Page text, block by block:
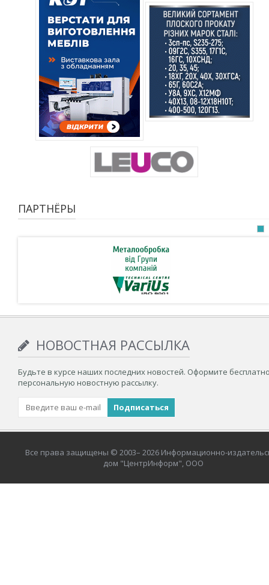
ПАРТНЁРЫ
НОВОСТНАЯ РАССЫЛКА
Будьте в курсе наших последних новостей. Оформите
персональную новостную рассылку.
Все права защищены © 2003– 2026 Информационно-
дом "ЦентрИнформ", ООО